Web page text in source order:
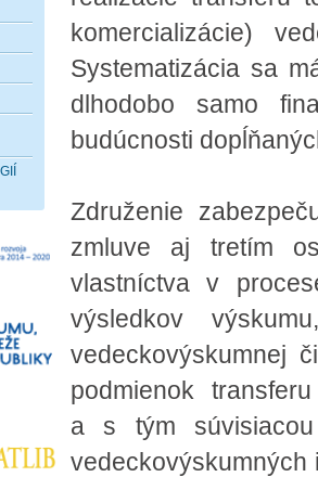
komercializácie)
Systematizácia sa
dlhodobo samo
budúcnosti
Združenie
zmluve aj tretím
vlastníctva v
výsledkov
vedeckovýskumnej
podmienok
a s tým súvisiacou
vedeckovýskumných